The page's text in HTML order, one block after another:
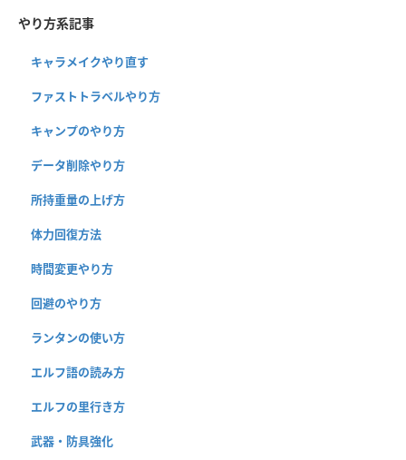
やり方系記事
キャラメイクやり直す
ファストトラベルやり方
キャンプのやり方
データ削除やり方
所持重量の上げ方
体力回復方法
時間変更やり方
回避のやり方
ランタンの使い方
エルフ語の読み方
エルフの里行き方
武器・防具強化